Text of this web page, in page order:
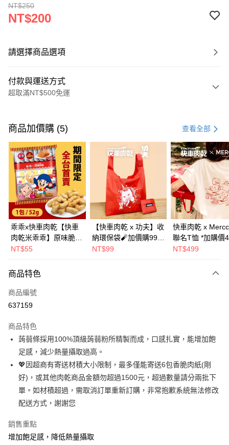
NT$250
NT$200
請選擇商品選項
付款與運送方式
超取滿NT$500免運
信用卡一次付款
超商取貨付款
LINE Pay
Apple Pay
街口支付
悠遊付
Google Pay
AFTEE先享後付
相關說明
【關於「AFTEE先享後付」】
便利好安心！
１．簡單：不需註冊會員、不需綁卡、不需儲值。
２．便利：只要手機號碼，簡訊認證，即可結帳。
３．安心：先確認商品／服務後，再付款。
【「AFTEE先享後付」結帳流程】
１．於結帳方式選擇「AFTEE先享後付」後，將跳轉至「AFTEE先享後付」
結帳頁面，進行簡訊認證並確認金額後，即可完成結帳。
２．訂單成立數日內，您將收到繳費通知簡訊。
３．收到繳費通知簡訊後14天內，點擊此簡訊中的連結，可透過四大超商／
※ 請注意：結帳手續完成當下不需立刻繳費，但若您需要取消訂單，請聯絡
購買商品的店家。未經商家同意取消之訂單仍視為有效，需透過AFTEE先享
後付繳納相關費用。
ATM付款
運送方式
全家超商取貨
每筆NT$70，滿NT$500(含以上)免運費
付款後全家取貨
每筆NT$70，滿NT$500(含以上)免運費
每筆NT$70，滿NT$800(含以上)免運費
商品加價購 (5) 查看全部
乖乖x快車肉乾【快車
肉乾米乖乖】原味脆紙
口味-零嘴界雙霸王首
銷補貨到！★
NT$55
【快車肉乾 x 功夫】收
納環保袋🧨加價購99元
(原價199元)
NT$99
快車肉乾 x
聯名T恤 *加購價
NT$499
商品特色
商品編號
637159
商品特色
蒟蒻條採用100%頂級蒟蒻粉所精製而成，口感扎實，能增加飽
足感，減少熱量攝取過高。
💖因超商有寄送材積大小限制，最多僅能寄送6包香脆肉紙(剛
好)，或其他肉乾商品金額勿超過1500元，超過數量請分兩批下
單。如材積超過，需取消訂單重新訂購，非常抱歉系統無法修改
配送方式，謝謝您
銷售重點
增加飽足感，降低熱量攝取